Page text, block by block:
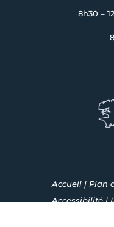
8h30 –
Accueil | Plan
Accessibilité|